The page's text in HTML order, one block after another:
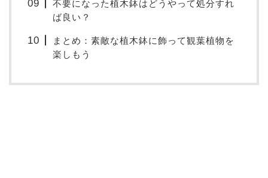
不要になった植木鉢はどうやって処分すれ
ば良い？
まとめ：素敵な植木鉢に飾って観葉植物を
楽しもう